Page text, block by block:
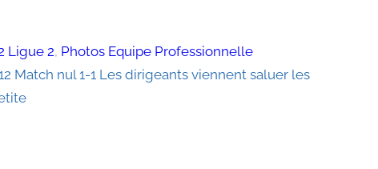
Ligue 2, Photos Equipe Professionnelle
Match nul 1-1 Les dirigeants viennent saluer les